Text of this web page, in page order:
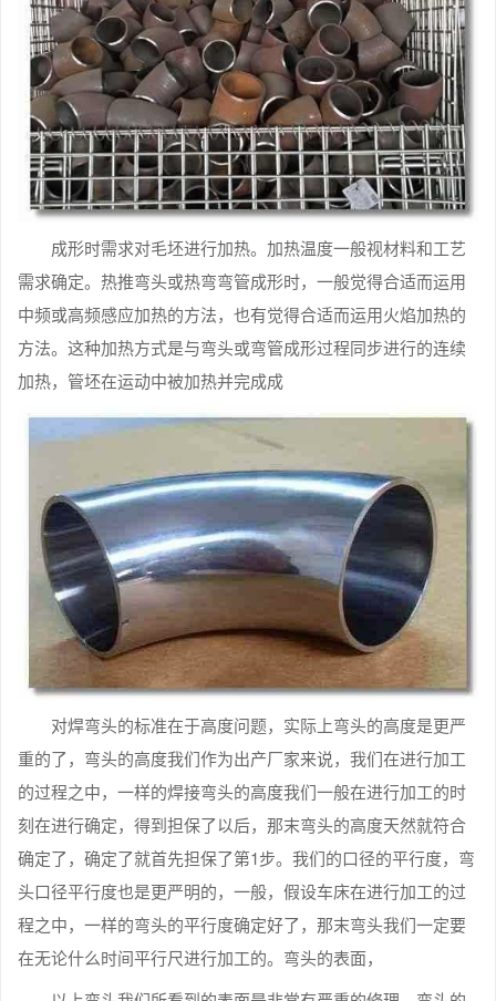
成形时需求对毛坯进行加热。加热温度一般视材料和工艺
需求确定。热推弯头或热弯弯管成形时，一般觉得合适而运用
中频或高频感应加热的方法，也有觉得合适而运用火焰加热的
方法。这种加热方式是与弯头或弯管成形过程同步进行的连续
加热，管坯在运动中被加热并完成成
对焊弯头的标准在于高度问题，实际上弯头的高度是更严
重的了，弯头的高度我们作为出产厂家来说，我们在进行加工
的过程之中，一样的焊接弯头的高度我们一般在进行加工的时
刻在进行确定，得到担保了以后，那末弯头的高度天然就符合
确定了，确定了就首先担保了第1步。我们的口径的平行度，弯
头口径平行度也是更严明的，一般，假设车床在进行加工的过
程之中，一样的弯头的平行度确定好了，那末弯头我们一定要
在无论什么时间平行尺进行加工的。弯头的表面，